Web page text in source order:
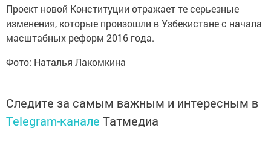
Проект новой Конституции отражает те серьезные
изменения, которые произошли в Узбекистане с начала
масштабных реформ 2016 года.
Фото: Наталья Лакомкина
Следите за самым важным и интересным в
Telegram-канале Татмедиа